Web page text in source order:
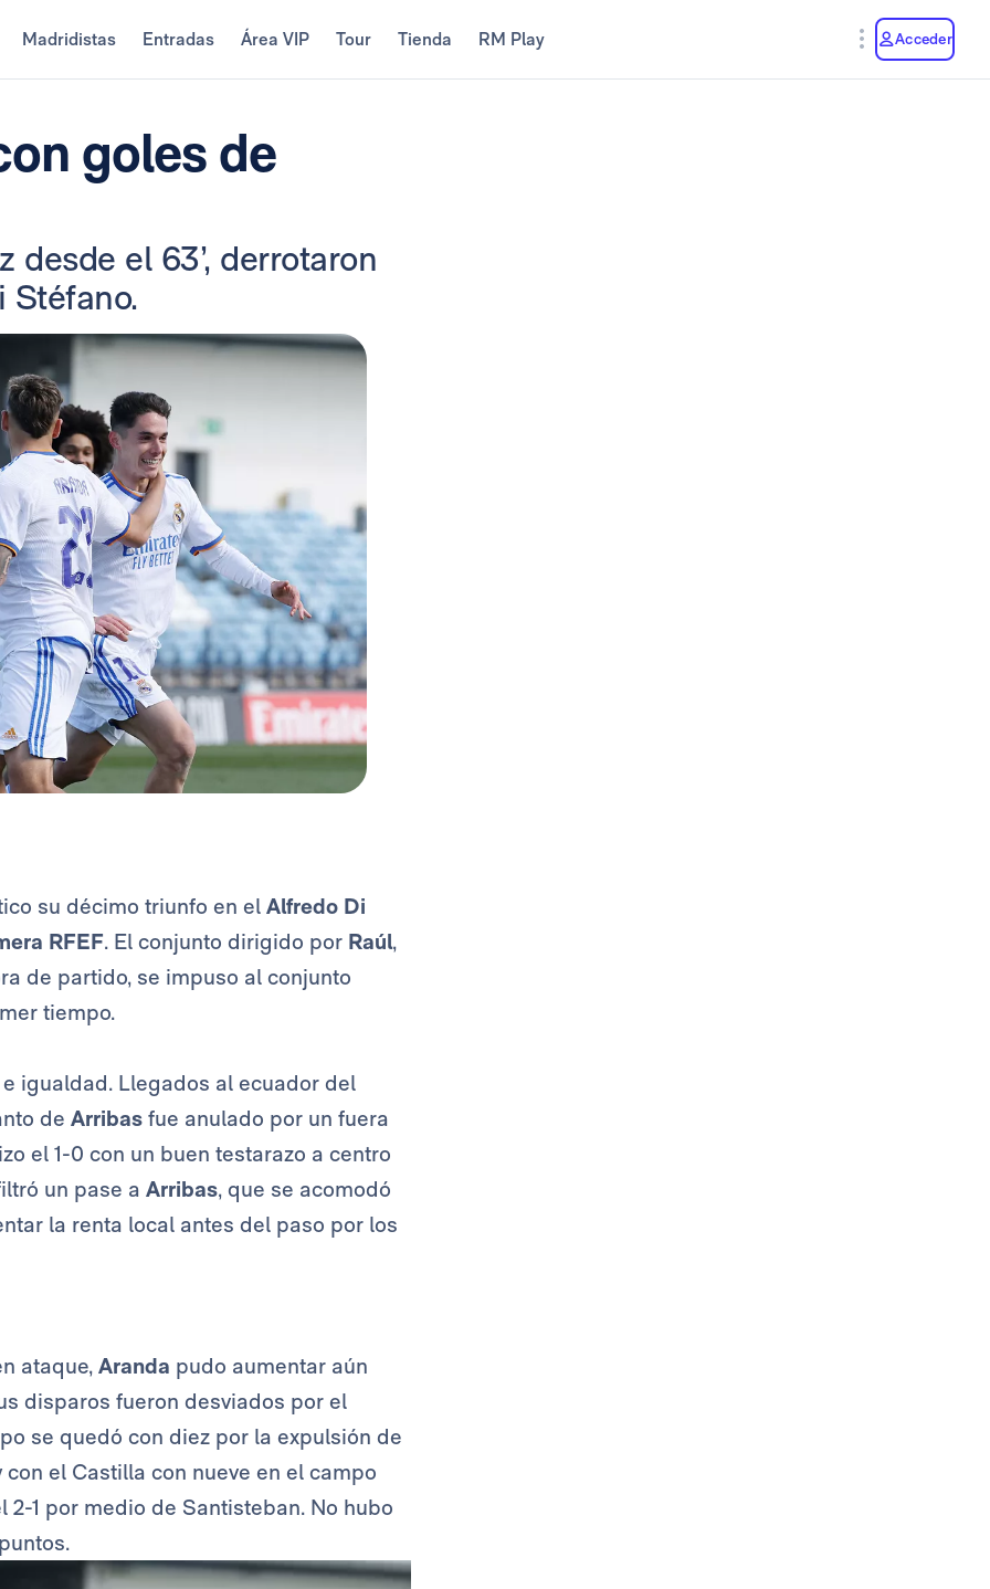
Madridistas Entradas Área VIP Tour Tienda RM Play Acceder
goles de
desde el 63’, derrotaron
Stéfano.
su décimo triunfo en el Alfredo Di
RFEF. El conjunto dirigido por Raúl,
de partido, se impuso al conjunto
tiempo.
igualdad. Llegados al ecuador del
de Arribas fue anulado por un fuera
el 1-0 con un buen testarazo a centro
un pase a Arribas, que se acomodó
la renta local antes del paso por los
ataque, Aranda pudo aumentar aún
disparos fueron desviados por el
se quedó con diez por la expulsión de
el Castilla con nueve en el campo
1 por medio de Santisteban. No hubo